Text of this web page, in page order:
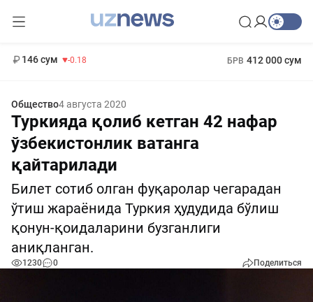
146 сум -0.18 БРВ 412 000 сум
Общество4 августа 2020
Туркияда қолиб кетган 42 нафар
ўзбекистонлик ватанга
қайтарилади
Билет сотиб олган фуқаролар чегарадан
ўтиш жараёнида Туркия ҳудудида бўлиш
қонун-қоидаларини бузганлиги
аниқланган.
1230 0 Поделиться